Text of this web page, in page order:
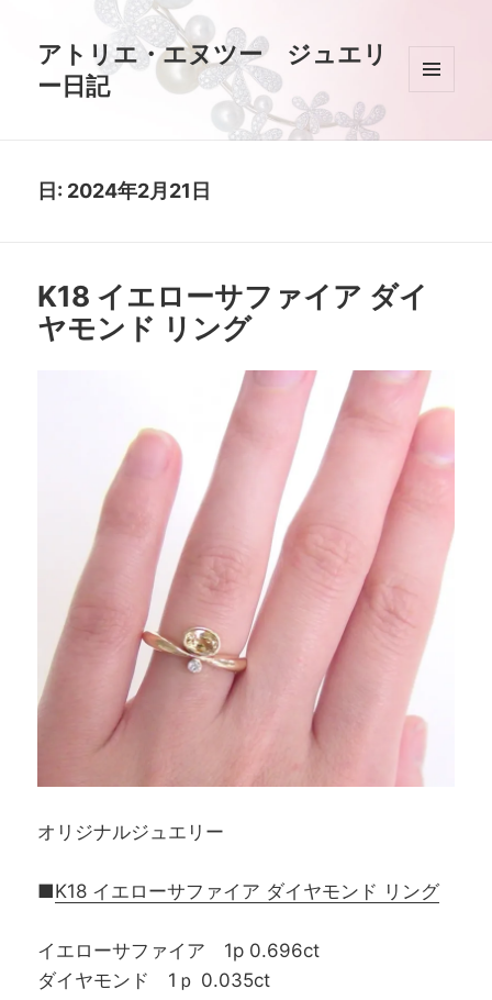
アトリエ・エヌツー ジュエリ
ー日記
ィジェ
日: 2024年2月21日
K18 イエローサファイア ダイ
ヤモンド リング
オリジナルジュエリー
■K18 イエローサファイア ダイヤモンド リング
イエローサファイア 1p 0.696ct
ダイヤモンド 1ｐ 0.035ct